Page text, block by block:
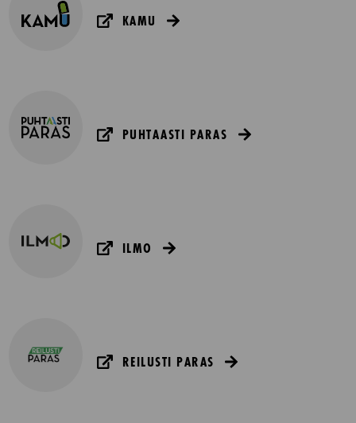
KAMU
PUHTAASTI PARAS
ILMO
REILUSTI PARAS